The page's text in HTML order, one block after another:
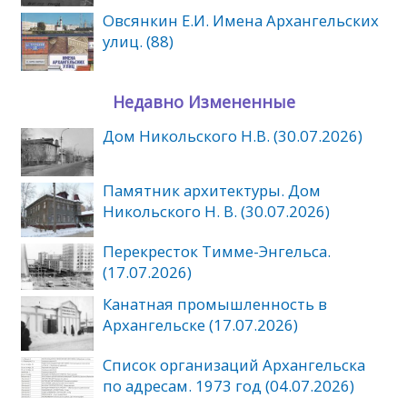
Овсянкин Е.И. Имена Архангельских
улиц. (88)
Недавно Измененные
Дом Никольского Н.В. (30.07.2026)
Памятник архитектуры. Дом
Никольского Н. В. (30.07.2026)
Перекресток Тимме-Энгельса.
(17.07.2026)
Канатная промышленность в
Архангельске (17.07.2026)
Список организаций Архангельска
по адресам. 1973 год (04.07.2026)